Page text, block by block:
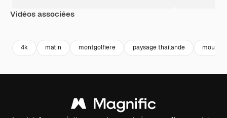
Vidéos associées
4k matin montgolfiere paysage thailande